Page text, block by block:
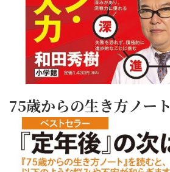
75歳からの生き方ノート